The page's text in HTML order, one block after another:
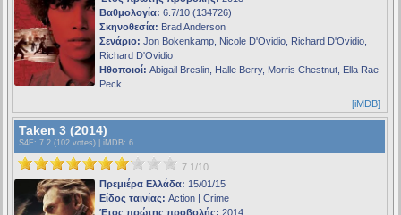
Βαθμολογία: 6.7/10 (134726)
Σκηνοθεσία: Brad Anderson
Σενάριο: Jon Bokenkamp, Nicole D'Ovidio, Richard D'Ovidio,
Richard D'Ovidio
Ηθοποιοί: Abigail Breslin, Halle Berry, Morris Chestnut, Ella Rae
Peck
[iMDB]
Taken 3 (2014)
S4F : 7.2 (102 votes) | iMDB: 6
7.1/10
Πρεμιέρα Ελλάδα: 15/01/15
Είδος ταινίας: Action | Crime
Έτος πρώτης προβολής: 2014